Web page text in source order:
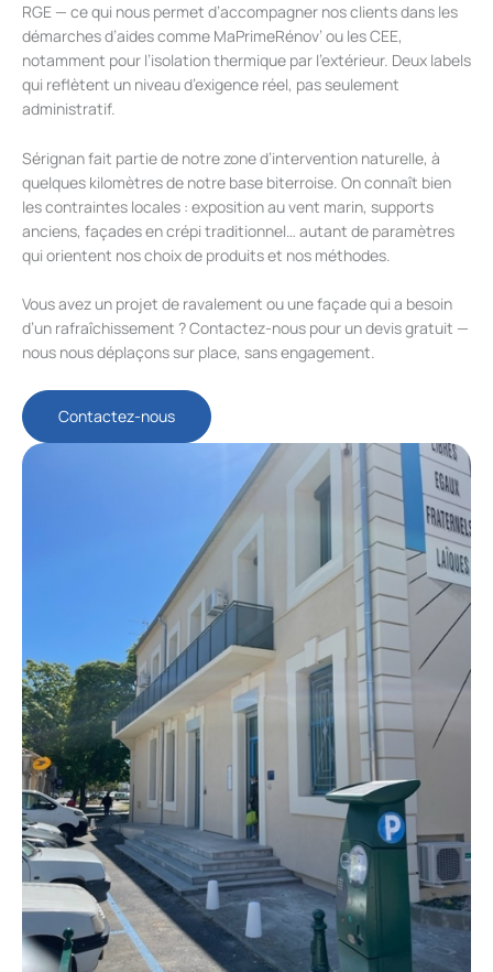
RGE — ce qui nous permet d’accompagner nos clients dans les
démarches d’aides comme MaPrimeRénov’ ou les CEE,
notamment pour l’isolation thermique par l’extérieur. Deux labels
qui reflètent un niveau d’exigence réel, pas seulement
administratif.
Sérignan fait partie de notre zone d’intervention naturelle, à
quelques kilomètres de notre base biterroise. On connaît bien
les contraintes locales : exposition au vent marin, supports
anciens, façades en crépi traditionnel… autant de paramètres
qui orientent nos choix de produits et nos méthodes.
Vous avez un projet de ravalement ou une façade qui a besoin
d’un rafraîchissement ? Contactez-nous pour un devis gratuit —
nous nous déplaçons sur place, sans engagement.
Contactez-nous